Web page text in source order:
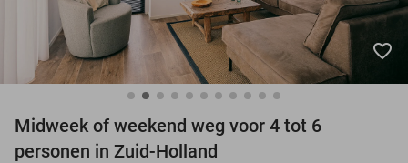
favorite_border
Midweek of weekend weg voor 4 tot 6
personen in Zuid-Holland